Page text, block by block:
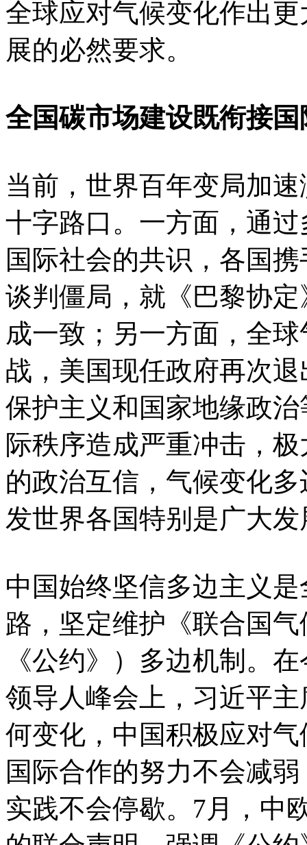
全球应对气候变化作出
展的必然要求。
全国碳市场建设既衔接
当前，世界百年变局加
十字路口。一方面，通
国际社会的共识，各国
谈判僵局，就《巴黎协
成一致；另一方面，全
战，美国现任政府再次
保护主义和国家地缘政
际秩序造成严重冲击，
的政治互信，气候变化
发世界各国特别是广大
中国始终坚信多边主义
路，坚定维护《联合国
《公约》）多边机制。
领导人峰会上，习近平
何变化，中国积极应对
国际合作的努力不会减
实践不会停歇。7月，中